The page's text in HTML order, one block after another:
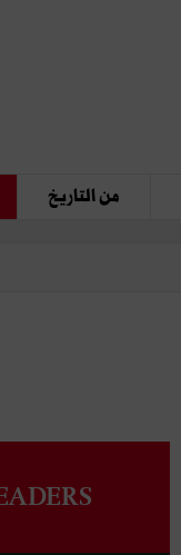
من التاريخ